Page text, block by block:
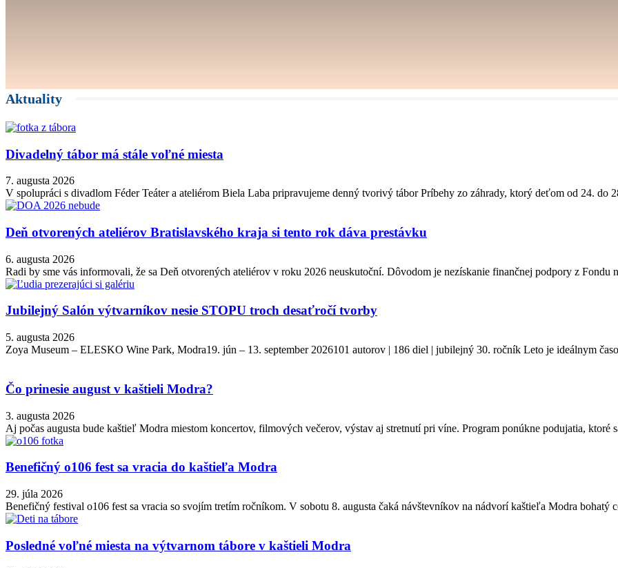
Aktuality
Divadelný tábor má stále voľné miesta
7. augusta 2026
V spolupráci s divadlom Féder Teáter a ateliérom Biela Laba pripravujeme denný tvorivý tábor Príbehy zo záhrady, ktorý deťom od 24. do
Deň otvorených ateliérov Bratislavského kraja si tento rok dáva prestávku
6. augusta 2026
Radi by sme vás informovali, že sa Deň otvorených ateliérov v roku 2026 neuskutoční. Dôvodom je nezískanie finančnej podpory z Fondu
Jubilejný Salón výtvarníkov nesie STOPU troch desaťročí tvorby
5. augusta 2026
Zoya Museum – ELESKO Wine Park, Modra19. jún – 13. september 2026101 autorov | 186 diel | jubilejný 30. ročník Leto je ideálnym
Čo prinesie august v kaštieli Modra?
3. augusta 2026
Aj počas augusta bude kaštieľ Modra miestom koncertov, filmových večerov, výstav aj stretnutí pri víne. Program ponúkne podujatia, ktoré
Benefičný o106 fest sa vracia do kaštieľa Modra
29. júla 2026
Benefičný festival o106 fest sa vracia so svojím tretím ročníkom. V sobotu 8. augusta čaká návštevníkov na nádvorí kaštieľa Modra bohatý
Posledné voľné miesta na výtvarnom tábore v kaštieli Modra